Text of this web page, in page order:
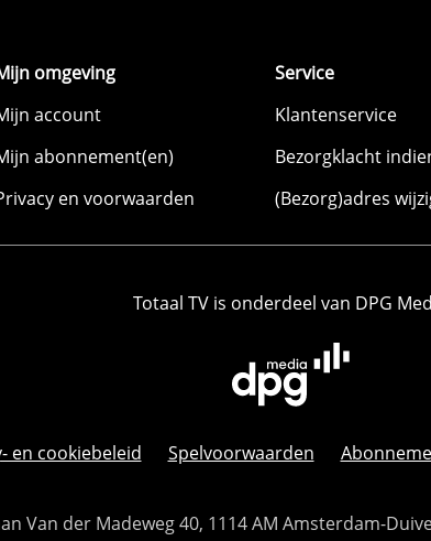
omgeving
account
abonnement(en)
en voorwaarden
Service
Klantenservice
Bezorgklacht
(Bezorg)adres
Totaal TV is onderdeel van DPG
en cookiebeleid Spelvoorwaarden
Van der Madeweg 40, 1114 AM Amsterdam-